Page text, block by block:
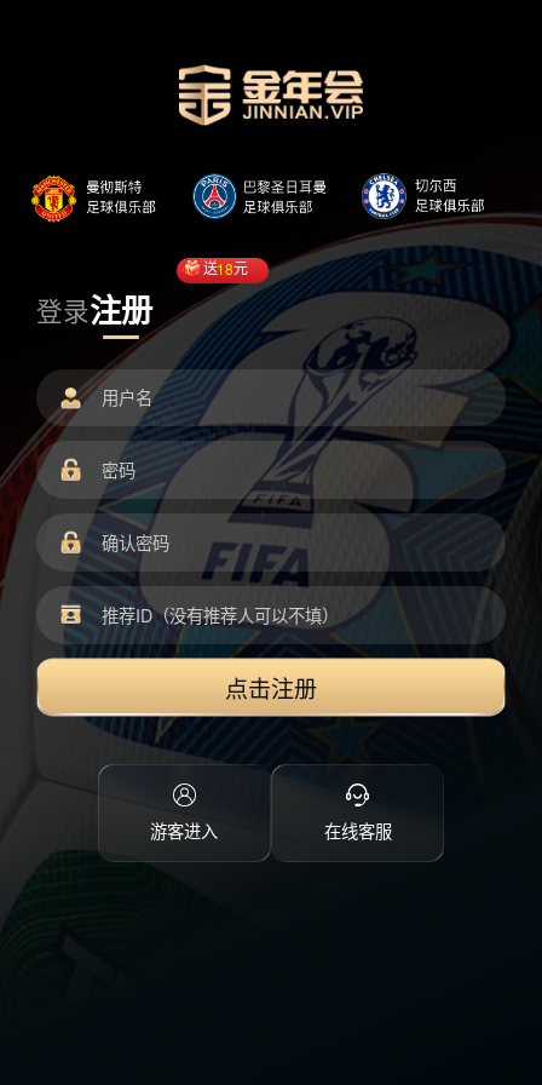
登录注册
送18元
点击注册
游客进入 在线客服